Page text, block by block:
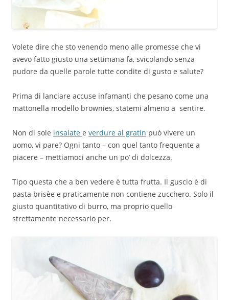
Volete dire che sto venendo meno alle promesse che vi
avevo fatto giusto una settimana fa, svicolando senza
pudore da quelle parole tutte condite di gusto e salute?
Prima di lanciare accuse infamanti che pesano come una
mattonella modello brownies, statemi almeno a sentire.
Non di sole insalate e verdure al gratin può vivere un
uomo, vi pare? Ogni tanto – con quel tanto frequente a
piacere – mettiamoci anche un po’ di dolcezza.
Tipo questa che a ben vedere è tutta frutta. Il guscio è di
pasta brisèe e praticamente non contiene zucchero. Solo il
giusto quantitativo di burro, ma proprio quello
strettamente necessario per.